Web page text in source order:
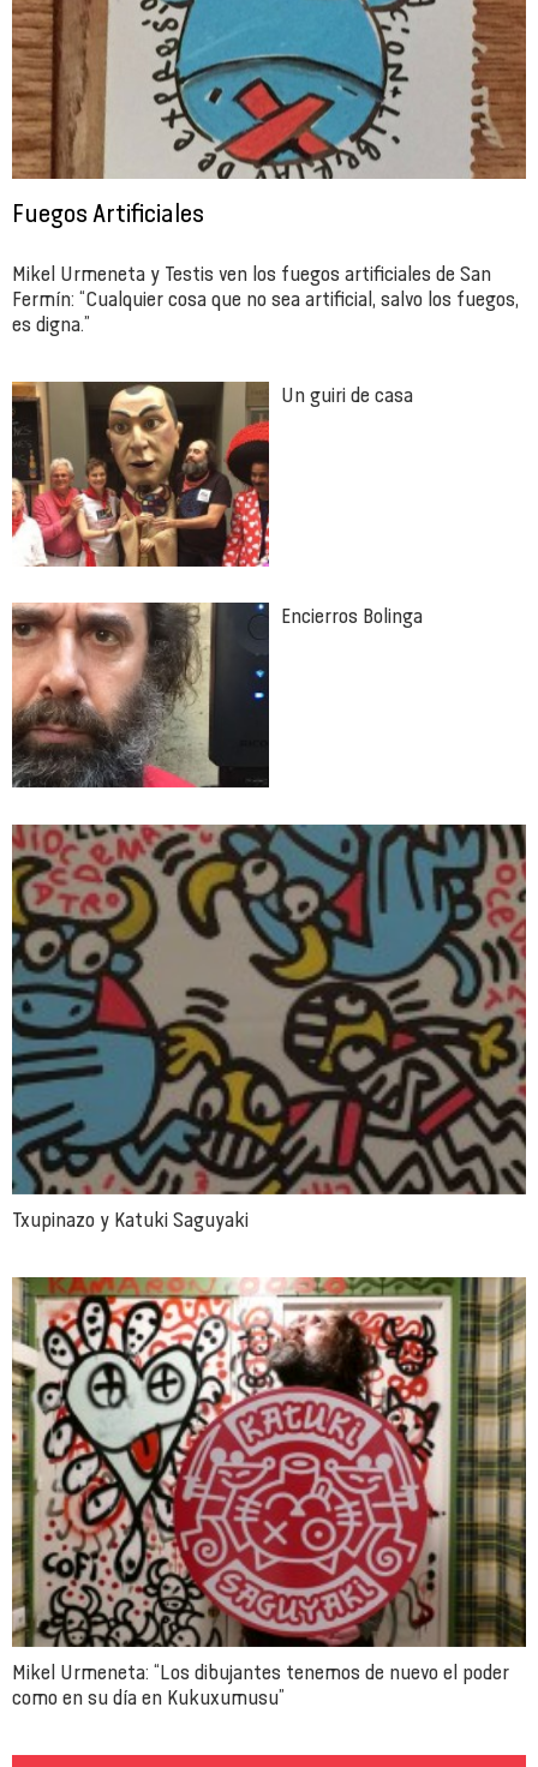
Fuegos Artificiales
Mikel Urmeneta y Testis ven los fuegos artificiales de San
Fermín: “Cualquier cosa que no sea artificial, salvo los fuegos,
es digna.”
Un guiri de casa
Encierros Bolinga
Txupinazo y Katuki Saguyaki
Mikel Urmeneta: “Los dibujantes tenemos de nuevo el poder
como en su día en Kukuxumusu”